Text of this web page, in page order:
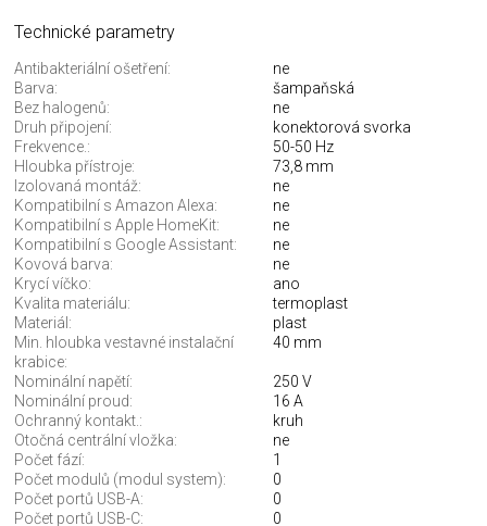
Technické parametry
Antibakteriální ošetření:
ne
Barva:
šampaňská
Bez halogenů:
ne
Druh připojení:
konektorová svorka
Frekvence.:
50-50 Hz
Hloubka přístroje:
73,8 mm
Izolovaná montáž:
ne
Kompatibilní s Amazon Alexa:
ne
Kompatibilní s Apple HomeKit:
ne
Kompatibilní s Google Assistant:
ne
Kovová barva:
ne
Krycí víčko:
ano
Kvalita materiálu:
termoplast
Materiál:
plast
Min. hloubka vestavné instalační
krabice:
40 mm
Nominální napětí:
250 V
Nominální proud:
16 A
Ochranný kontakt.:
kruh
Otočná centrální vložka:
ne
Počet fází:
1
Počet modulů (modul system):
0
Počet portů USB-A:
0
Počet portů USB-C:
0